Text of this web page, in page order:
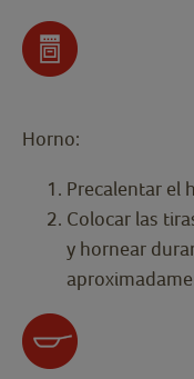
Horno:
Precalentar el
Colocar las
y hornear